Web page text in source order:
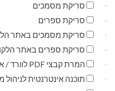
סריקת מסמכים
סריקת ספרים
סריקת מסמכים באתר
סריקת ספרים באתר
המרת קבצי PDF לוורד / אקסל
תוכנה אינטרנטית לניהול